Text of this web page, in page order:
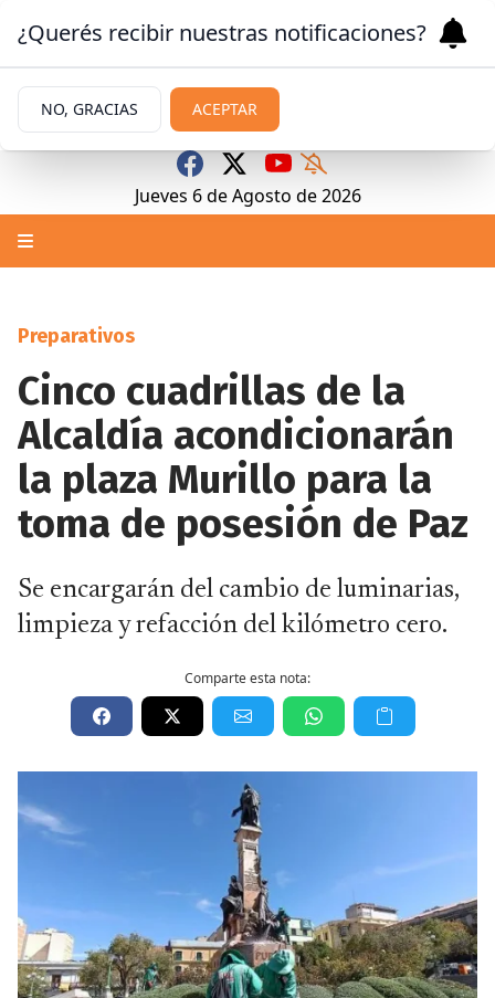
Jueves 6 de Agosto de 2026
Preparativos
Cinco cuadrillas de la
Alcaldía acondicionarán
la plaza Murillo para la
toma de posesión de Paz
Se encargarán del cambio de luminarias,
limpieza y refacción del kilómetro cero.
Comparte esta nota:
¿Querés recibir nuestras notificaciones?
NO, GRACIAS ACEPTAR